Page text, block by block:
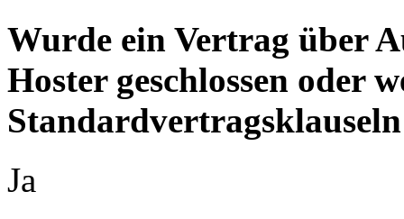
Wurde ein Vertrag über
Hoster geschlossen oder
Ja